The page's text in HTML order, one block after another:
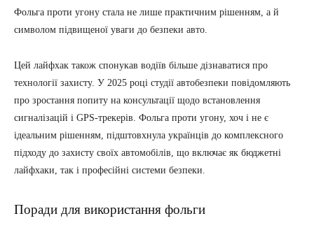
Фольга проти угону стала не лише практичним рішенням, а й
символом підвищеної уваги до безпеки авто.
Цей лайфхак також спонукав водіїв більше дізнаватися про
технології захисту. У 2025 році студії автобезпеки повідомляють
про зростання попиту на консультації щодо встановлення
сигналізацій і GPS-трекерів. Фольга проти угону, хоч і не є
ідеальним рішенням, підштовхнула українців до комплексного
підходу до захисту своїх автомобілів, що включає як бюджетні
лайфхаки, так і професійні системи безпеки.
Поради для використання фольги